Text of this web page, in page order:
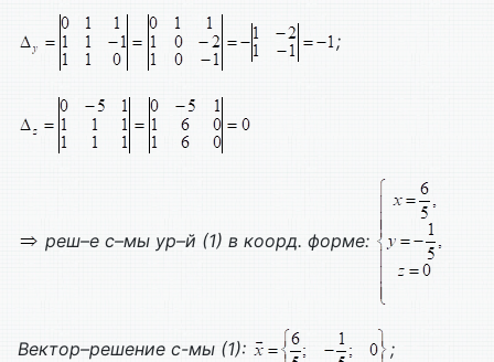
;
реш–е с–мы ур–й (1) в коорд. форме:
Вектор–решение с-мы (1): ;